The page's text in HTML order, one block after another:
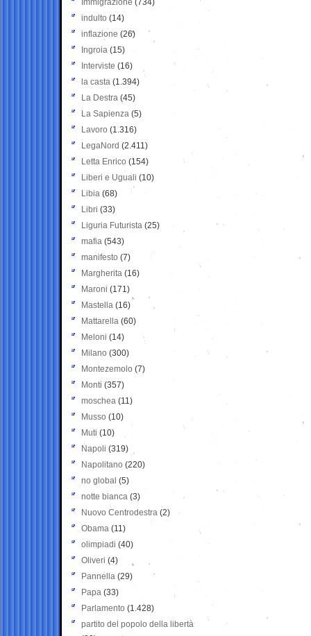
Immigrazione (734)
indulto (14)
inflazione (26)
Ingroia (15)
Interviste (16)
la casta (1.394)
La Destra (45)
La Sapienza (5)
Lavoro (1.316)
LegaNord (2.411)
Letta Enrico (154)
Liberi e Uguali (10)
Libia (68)
Libri (33)
Liguria Futurista (25)
mafia (543)
manifesto (7)
Margherita (16)
Maroni (171)
Mastella (16)
Mattarella (60)
Meloni (14)
Milano (300)
Montezemolo (7)
Monti (357)
moschea (11)
Musso (10)
Muti (10)
Napoli (319)
Napolitano (220)
no global (5)
notte bianca (3)
Nuovo Centrodestra (2)
Obama (11)
olimpiadi (40)
Oliveri (4)
Pannella (29)
Papa (33)
Parlamento (1.428)
partito del popolo della libertà